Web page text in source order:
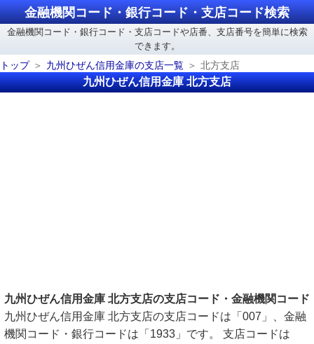
金融機関コード・銀行コード・支店コード検索
金融機関コード・銀行コード・支店コードや店番、支店番号を簡単に検索
できます。
トップ
九州ひぜん信用金庫の支店一覧 北方支店
九州ひぜん信用金庫 北方支店
九州ひぜん信用金庫 北方支店の支店コード・金融機関コード
九州ひぜん信用金庫 北方支店の支店コードは「007」、金融
機関コード・銀行コードは「1933」です。 支店コードは